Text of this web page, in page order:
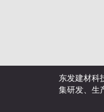
东发建材科
集研发、生